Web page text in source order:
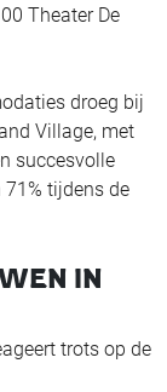
Theater De
droeg bij
Village, met
succesvolle
tijdens de
IN
trots op de